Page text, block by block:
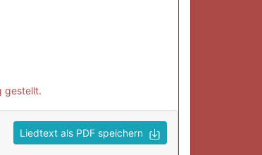
gestellt.
Liedtext als PDF speichern